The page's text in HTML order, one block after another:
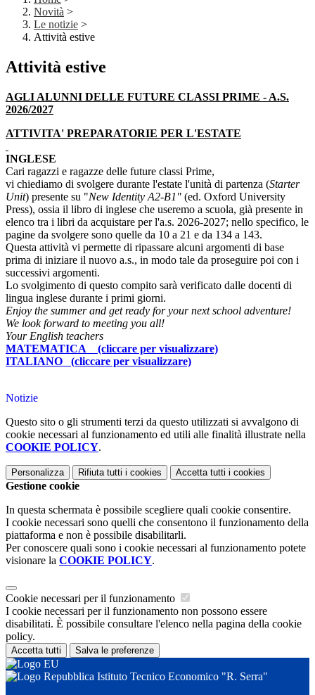
Novità >
Le notizie >
Attività estive
Attività estive
AGLI ALUNNI DELLE FUTURE CLASSI PRIME - A.S.
2026/2027
ATTIVITA' PREPARATORIE PER L'ESTATE
INGLESE
Cari ragazzi e ragazze delle future classi Prime,
vi chiediamo di svolgere durante l'estate l'unità di partenza (Starter
Unit) presente su "New Identity A2-B1" (ed. Oxford University
Press), ossia il libro di inglese che useremo a scuola, già presente in
elenco tra i libri da acquistare per l'a.s. 2026-2027; nello specifico, le
pagine da svolgere sono quelle da 10 a 21 e da 134 a 143.
Questa attività vi permette di ripassare alcuni argomenti di base
prima di iniziare il nuovo a.s., in modo tale da proseguire poi con i
successivi argomenti.
Lo svolgimento di questo compito sarà verificato dalle docenti di
lingua inglese durante i primi giorni.
Enjoy the summer and get ready for your next school adventure!
We look forward to meeting you all!
Your English teachers
MATEMATICA (cliccare per visualizzare)
ITALIANO (cliccare per visualizzare)
Notizie
Questo sito o gli strumenti terzi da questo utilizzati si avvalgono di
cookie necessari al funzionamento ed utili alle finalità illustrate nella
COOKIE POLICY.
Personalizza Rifiuta tutti i cookies Accetta tutti i cookies
Gestione cookie
In questa schermata è possibile scegliere quali cookie consentire.
I cookie necessari sono quelli che consentono il funzionamento della
piattaforma e non è possibile disabilitarli.
Per conoscere quali sono i cookie necessari al funzionamento potete
visionare la COOKIE POLICY.
Cookie necessari per il funzionamento
I cookie necessari per il funzionamento non possono essere
disabilitati. È possibile consultare l'elenco nella pagina della cookie
policy.
Accetta tutti Salva le preferenze
Istituto Tecnico Economico "R. Serra"